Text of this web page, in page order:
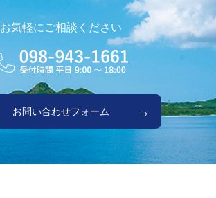
お気軽にご相談ください
お問い合わせフォーム